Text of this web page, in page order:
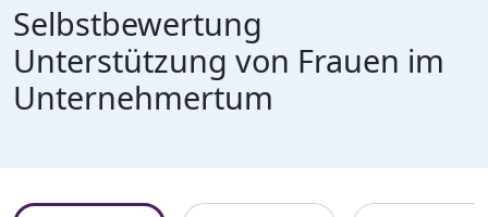
Selbstbewertung
Unterstützung von Frauen im
Unternehmertum